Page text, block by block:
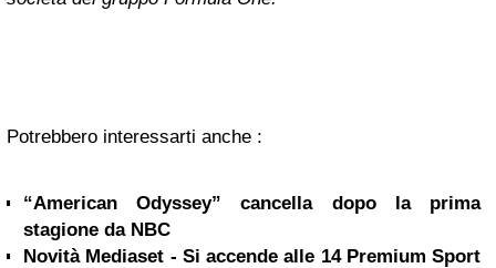
Potrebbero interessarti anche :
“American Odyssey” cancella dopo la prima
stagione da NBC
Novità Mediaset - Si accende alle 14 Premium Sport